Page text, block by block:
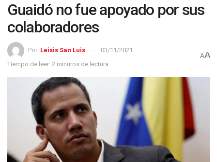
Guaidó no fue apoyado por sus
colaboradores
Por: Leisis San Luis
03/11/2021
Tiempo de leer: 2 minutos de lectura
AA